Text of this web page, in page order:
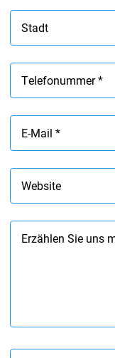
Stadt
Telefonummer *
E-Mail *
Website
Erzählen Sie uns